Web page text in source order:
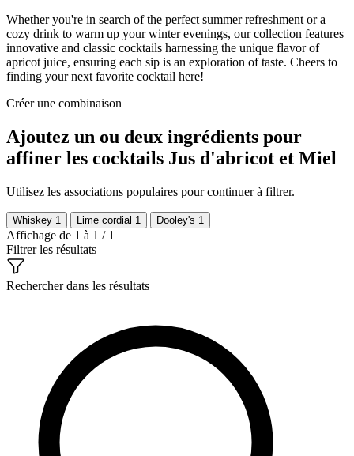
Whether you're in search of the perfect summer refreshment or a
cozy drink to warm up your winter evenings, our collection features
innovative and classic cocktails harnessing the unique flavor of
apricot juice, ensuring each sip is an exploration of taste. Cheers to
finding your next favorite cocktail here!
Créer une combinaison
Ajoutez un ou deux ingrédients pour
affiner les cocktails Jus d'abricot et Miel
Utilisez les associations populaires pour continuer à filtrer.
Whiskey 1 Lime cordial 1 Dooley's 1
Affichage de 1 à 1 / 1
Filtrer les résultats
Rechercher dans les résultats